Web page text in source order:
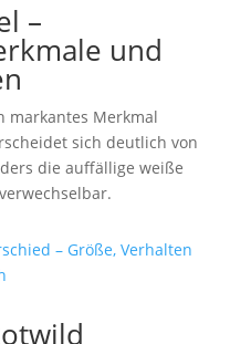
–
und
markantes Merkmal
sich deutlich von
die auffällige weiße